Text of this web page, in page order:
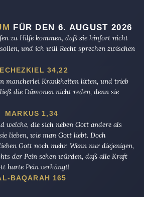
FÜR DEN 6. AUGUST 2026
zu Hilfe kommen, daß sie hinfort nicht
und ich will Recht sprechen zwischen
34,22
mancherlei Krankheiten litten, und trieb
die Dämonen nicht reden, denn sie
MARKUS 1,34
welche, die sich neben Gott andere als
lieben, wie man Gott liebt. Doch
Gott noch mehr. Wenn nur diejenigen,
der Pein sehen würden, daß alle Kraft
harte Pein verhängt!
BAQARAH 165